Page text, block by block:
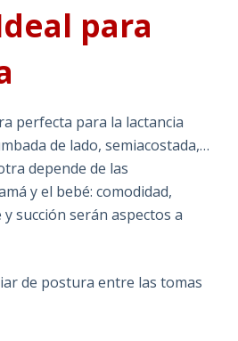
para
perfecta para la lactancia
de lado, semiacostada,…
depende de las
y el bebé: comodidad,
succión serán aspectos a
de postura entre las tomas